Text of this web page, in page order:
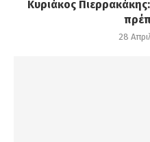
Κυριάκος
28